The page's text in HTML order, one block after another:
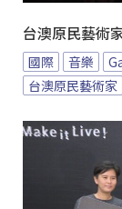
台澳原民藝術
國際 音樂
台澳原民藝術家